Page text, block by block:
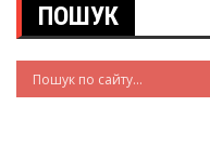
ПОШУК